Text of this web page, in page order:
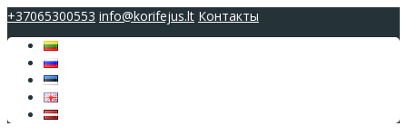
+37065300553 info@korifejus.lt Контакты